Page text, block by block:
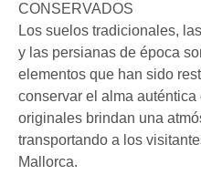
CONSERVADOS
Los suelos tradicionales,
y las persianas de época
elementos que han sido
conservar el alma
originales brindan una
transportando a los
Mallorca.